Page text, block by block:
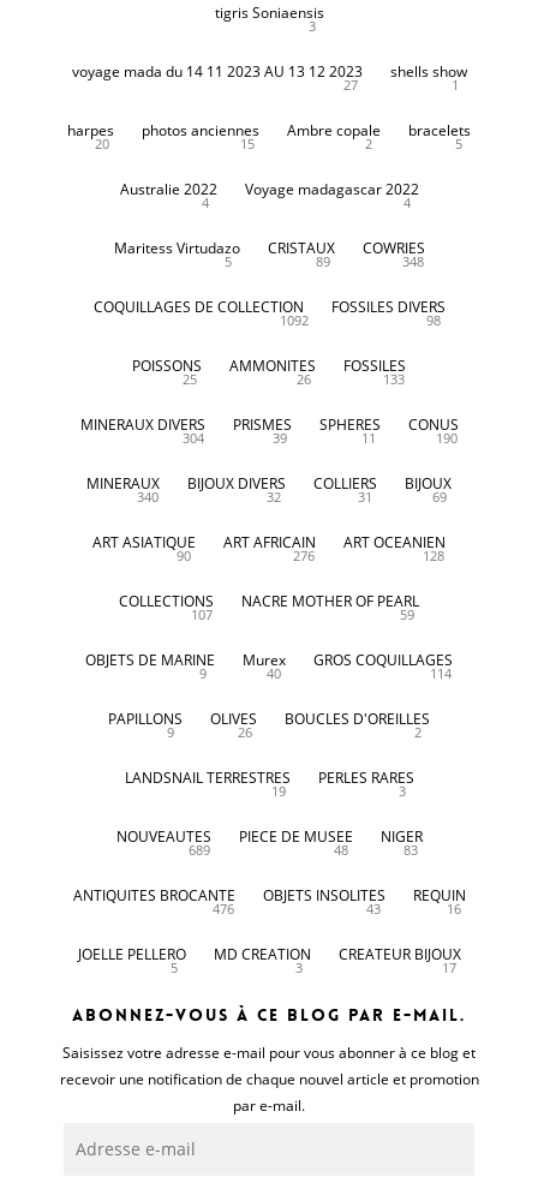
tigris Soniaensis
3
voyage mada du 14 11 2023 AU 13 12 2023
27
shells show
1
harpes
20
photos anciennes
15
Ambre copale
2
bracelets
5
Australie 2022
4
Voyage madagascar 2022
4
Maritess Virtudazo
5
CRISTAUX
89
COWRIES
348
COQUILLAGES DE COLLECTION
1092
FOSSILES DIVERS
98
POISSONS
25
AMMONITES
26
FOSSILES
133
MINERAUX DIVERS
304
PRISMES
39
SPHERES
11
CONUS
190
MINERAUX
340
BIJOUX DIVERS
32
COLLIERS
31
BIJOUX
69
ART ASIATIQUE
90
ART AFRICAIN
276
ART OCEANIEN
128
COLLECTIONS
107
NACRE MOTHER OF PEARL
59
OBJETS DE MARINE
9
Murex
40
GROS COQUILLAGES
114
PAPILLONS
9
OLIVES
26
BOUCLES D'OREILLES
2
LANDSNAIL TERRESTRES
19
PERLES RARES
3
NOUVEAUTES
689
PIECE DE MUSEE
48
NIGER
83
ANTIQUITES BROCANTE
476
OBJETS INSOLITES
43
REQUIN
16
JOELLE PELLERO
5
MD CREATION
3
CREATEUR BIJOUX
17
Abonnez-vous à ce blog par e-mail.
Saisissez votre adresse e-mail pour vous abonner à ce blog et
recevoir une notification de chaque nouvel article et promotion
par e-mail.
e-